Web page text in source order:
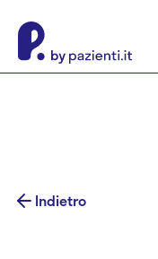
Indietro